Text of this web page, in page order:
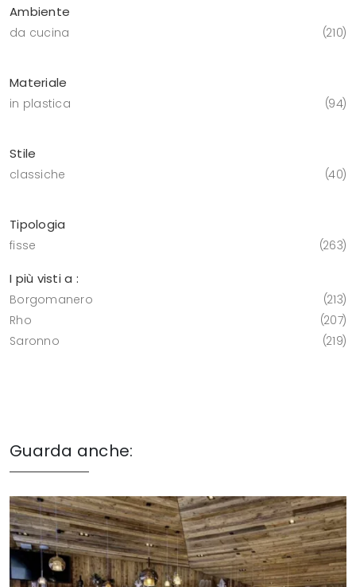
Ambiente
da cucina 210
Materiale
in plastica 94
Stile
classiche 40
Tipologia
fisse 263
I più visti a :
Borgomanero
213
Rho
207
Saronno
219
Guarda anche: